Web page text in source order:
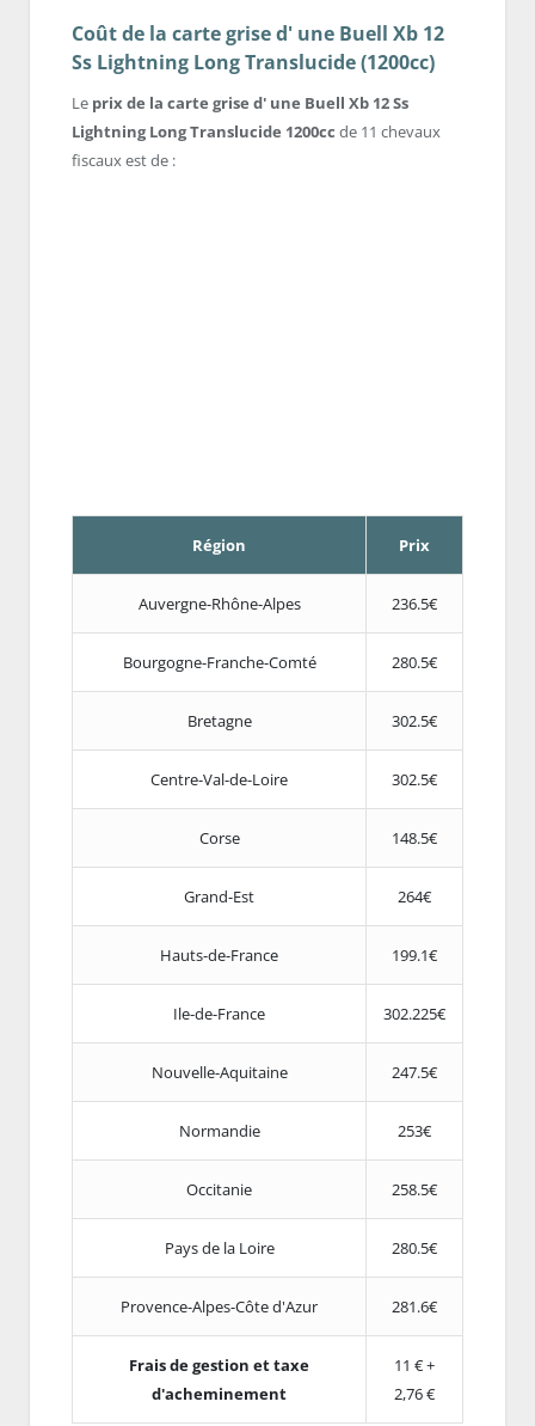
Coût de la carte grise d' une Buell Xb 12
Ss Lightning Long Translucide (1200cc)
Le prix de la carte grise d' une Buell Xb 12 Ss
Lightning Long Translucide 1200cc de 11 chevaux
fiscaux est de :
Région Prix
Auvergne-Rhône-Alpes 236.5€
Bourgogne-Franche-Comté 280.5€
Bretagne 302.5€
Centre-Val-de-Loire 302.5€
Corse 148.5€
Grand-Est 264€
Hauts-de-France 199.1€
Ile-de-France 302.225€
Nouvelle-Aquitaine 247.5€
Normandie 253€
Occitanie 258.5€
Pays de la Loire 280.5€
Provence-Alpes-Côte d'Azur 281.6€
Frais de gestion et taxe
d'acheminement
11 € +
2,76 €